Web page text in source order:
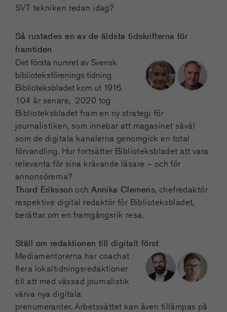
SVT tekniken redan idag?
Så rustades en av de äldsta tidskrifterna för
framtiden
Det första numret av Svensk
biblioteksförenings tidning
Biblioteksbladet kom ut 1916.
1 04 år senare, 2020 tog
Biblioteksbladet fram en ny strategi för
journalistiken, som innebar att magasinet såväl
som de digitala kanalerna genomgick en total
förvandling. Hur fortsätter Biblioteksbladet att vara
relevanta för sina krävande läsare – och för
annonsörerna?
Thord Eriksson ochAnnika Clemens, chefredaktör
respektive digital redaktör för Biblioteksbladet,
berättar om en framgångsrik resa.
Ställ om redaktionen till digitalt först
Mediamentorerna har coachat
flera lokaltidningsredaktioner
till att med vässad journalistik
värva nya digitala
prenumeranter. Arbetssättet kan även tillämpas på